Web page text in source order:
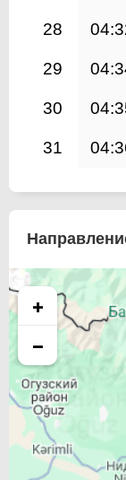
28
29
30
31
+
−